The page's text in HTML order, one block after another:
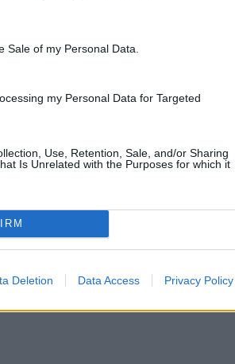
Sale of my Personal Data.
my Personal Data for Targeted
Use, Retention, Sale, and/or Sharing
Is Unrelated with the Purposes for which it
Deletion Data Access Privacy Policy
ενός ενιαίου πιστοποιητικού κληρονομιάς, το
με το ζήτημα, καθώς επίσης και την κατάργηση